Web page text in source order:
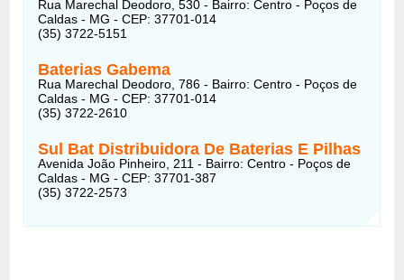
Rua Marechal Deodoro, 530 - Bairro: Centro - Poços de
Caldas - MG - CEP: 37701-014
(35) 3722-5151
Baterias Gabema
Rua Marechal Deodoro, 786 - Bairro: Centro - Poços de
Caldas - MG - CEP: 37701-014
(35) 3722-2610
Sul Bat Distribuidora De Baterias E Pilhas
Avenida João Pinheiro, 211 - Bairro: Centro - Poços de
Caldas - MG - CEP: 37701-387
(35) 3722-2573